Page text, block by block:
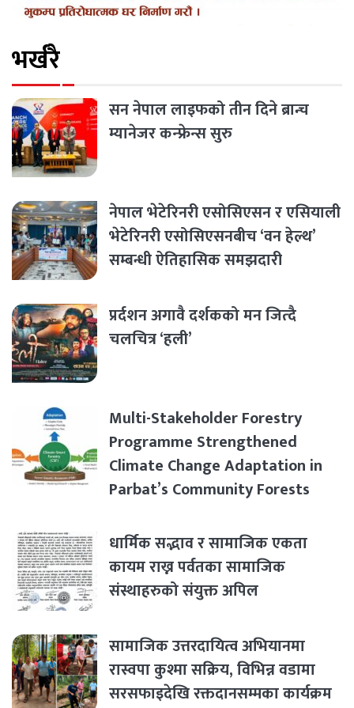
भर्खरै
सन नेपाल लाइफको तीन दिने ब्रान्च
म्यानेजर कन्फ्रेन्स सुरु
नेपाल भेटेरिनरी एसोसिएसन र एसियाली
भेटेरिनरी एसोसिएसनबीच ‘वन हेल्थ’
सम्बन्धी ऐतिहासिक समझदारी
प्रर्दशन अगावै दर्शकको मन जित्दै
चलचित्र ‘हली’
Multi-Stakeholder Forestry
Programme Strengthened
Climate Change Adaptation in
Parbat’s Community Forests
धार्मिक सद्भाव र सामाजिक एकता
कायम राख्न पर्वतका सामाजिक
संस्थाहरुको संयुक्त अपिल
सामाजिक उत्तरदायित्व अभियानमा
रास्वपा कुश्मा सक्रिय, विभिन्न वडामा
सरसफाइदेखि रक्तदानसम्मका कार्यक्रम